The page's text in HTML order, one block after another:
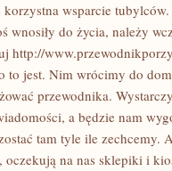
wsparcie
wnosiły do życia, należy
http://
to jest. Nim wrócimy do
przewodnika.
a będzie nam
tam tyle ile zechcemy.
na nas sklepiki i